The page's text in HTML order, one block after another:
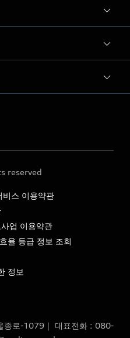
벤트
종로-1079
reserved
비스 이용약관
업 이용약관
율 등급 정보 조회
정보
종로-1079｜ 대표전화 : 080-